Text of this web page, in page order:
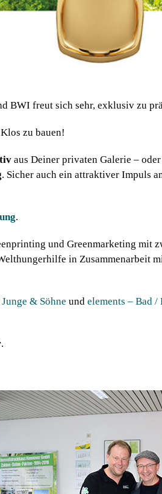
BWI freut sich sehr, exklusiv zu
zu bauen!
aus Deiner privaten Galerie –
. Sicher auch ein attraktiver Impuls
.
und Greenmarketing mit
in Zusammenarbeit
Junge & Söhne und elements – Bad
.